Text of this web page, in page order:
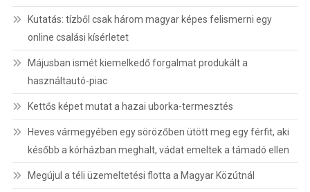
Kutatás: tízből csak három magyar képes felismerni egy
online csalási kísérletet
Májusban ismét kiemelkedő forgalmat produkált a
használtautó-piac
Kettős képet mutat a hazai uborka-termesztés
Heves vármegyében egy sörözőben ütött meg egy férfit, aki
később a kórházban meghalt, vádat emeltek a támadó ellen
Megújul a téli üzemeltetési flotta a Magyar Közútnál